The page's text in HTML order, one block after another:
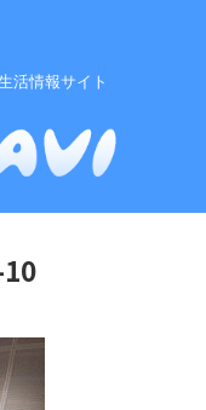
活情報サイト